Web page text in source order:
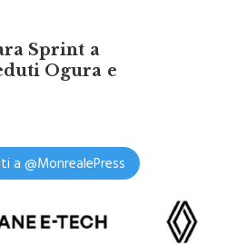
Sprint a
Ogura e